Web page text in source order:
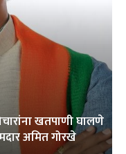
खतपाणी घालणे
अमित गोरखे